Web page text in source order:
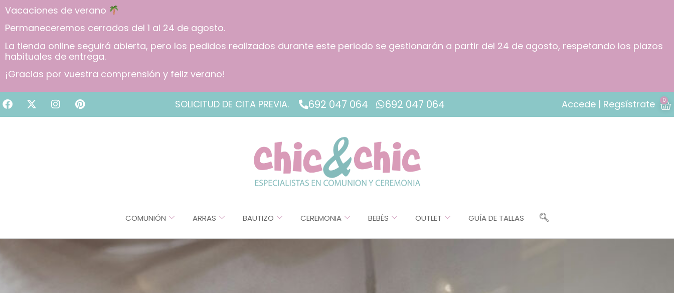
Vacaciones de verano
Permaneceremos cerrados del 1 al 24 de agosto.
La tienda online seguirá abierta, pero los pedidos realizados durante este periodo se gestionarán a partir del 24 de agosto, respetando los plazos
habituales de entrega.
¡Gracias por vuestra comprensión y feliz verano!
SOLICITUD DE CITA PREVIA. 692 047 064 692 047 064 Accede | Regsístrate 0
COMUNIÓN ARRAS BAUTIZO CEREMONIA BEBÉS OUTLET GUÍA DE TALLAS